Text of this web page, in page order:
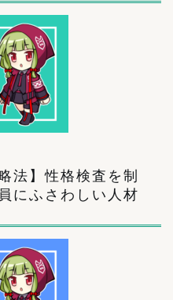
法】性格検査を制
にふさわしい人材